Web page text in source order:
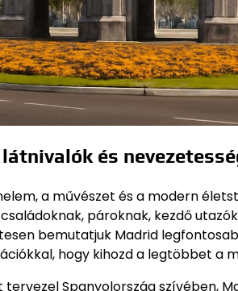
és
a művészet és a modern
pároknak, kezdő
bemutatjuk Madrid
hogy kihozd a legtöbbet a
Spanyolország szívében,